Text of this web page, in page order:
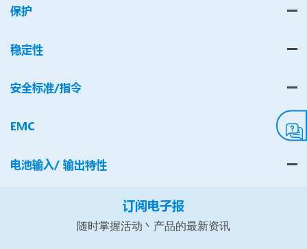
保护
稳定性
安全标准/指令
EMC
电池输入/ 输出特性
订阅电子报
随时掌握活动丶产品的最新资讯